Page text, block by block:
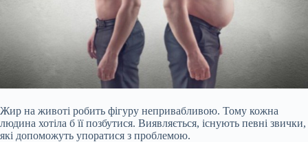
Жир на животі робить фігуру непривабливою. Тому кожна
людина хотіла б її позбутися. Виявляється, існують певні звички,
які допоможуть упоратися з проблемою.